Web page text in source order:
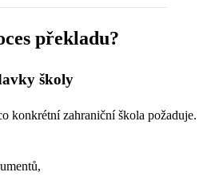
překladu?
školy
konkrétní zahraniční škola požaduje.